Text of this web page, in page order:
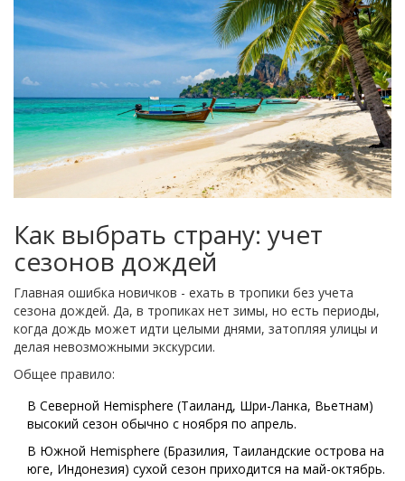
Как выбрать страну: учет
сезонов дождей
Главная ошибка новичков - ехать в тропики без учета
сезона дождей. Да, в тропиках нет зимы, но есть периоды,
когда дождь может идти целыми днями, затопляя улицы и
делая невозможными экскурсии.
Общее правило:
В Северной Hemisphere (Таиланд, Шри-Ланка, Вьетнам)
высокий сезон обычно с ноября по апрель.
В Южной Hemisphere (Бразилия, Таиландские острова на
юге, Индонезия) сухой сезон приходится на май-октябрь.